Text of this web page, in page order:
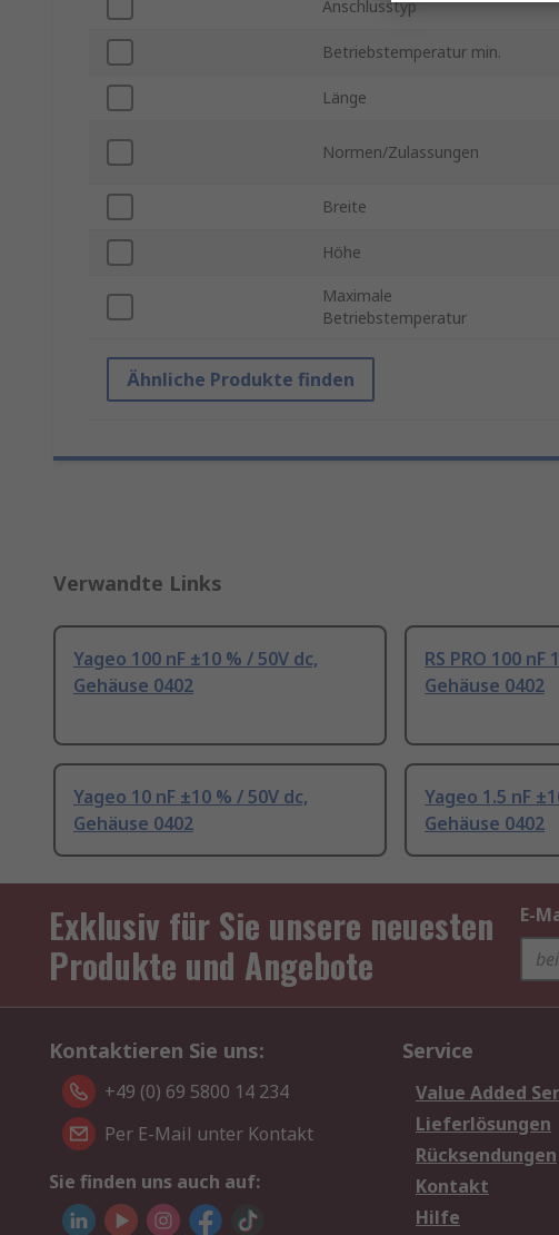
Anschlusstyp
Betriebstemperatur min.
Länge
Normen/Zulassungen
Breite
Höhe
Maximale
Betriebstemperatur
Ähnliche Produkte finden
Verwandte Links
Yageo 100 nF ±10 % / 50V dc,
Gehäuse 0402
RS PRO 100 nF
Gehäuse 0402
Yageo 10 nF ±10 % / 50V dc,
Gehäuse 0402
Yageo 1.5 nF
Gehäuse 0402
Exklusiv für Sie unsere neuesten
Produkte und Angebote
E-
Kontaktieren Sie uns:
+49 (0) 69 5800 14 234
Per E-Mail unter Kontakt
Sie finden uns auch auf:
Service
Value Added
Lieferlösungen
Rücksendungen
Kontakt
Hilfe